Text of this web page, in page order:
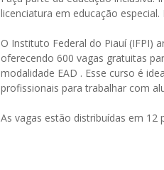
licenciatura em educação especial.
O Instituto Federal do Piauí (IFPI)
oferecendo 600 vagas gratuitas
modalidade EAD . Esse curso é
profissionais para trabalhar com
As vagas estão distribuídas em 12